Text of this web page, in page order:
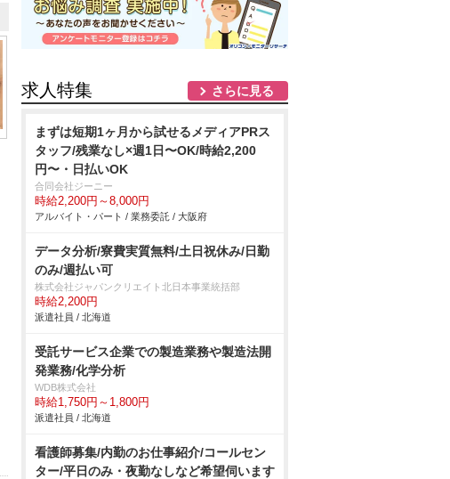
求人特集 さらに見る
まずは短期1ヶ月から試せるメディアPRス
タッフ/残業なし×週1日〜OK/時給2,200
円〜・日払いOK
合同会社ジーニー
時給2,200円～8,000円
アルバイト・パート / 業務委託 / 大阪府
データ分析/寮費実質無料/土日祝休み/日勤
のみ/週払い可
株式会社ジャパンクリエイト北日本事業統括部
時給2,200円
派遣社員 / 北海道
受託サービス企業での製造業務や製造法開
発業務/化学分析
WDB株式会社
時給1,750円～1,800円
派遣社員 / 北海道
看護師募集/内勤のお仕事紹介/コールセン
ター/平日のみ・夜勤なしなど希望伺います